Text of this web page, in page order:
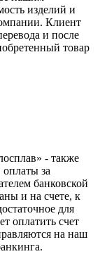
изделий и
Клиент
и после
товар
- также
за
банковской
и на счете, к
для
оплатить счет
на наш